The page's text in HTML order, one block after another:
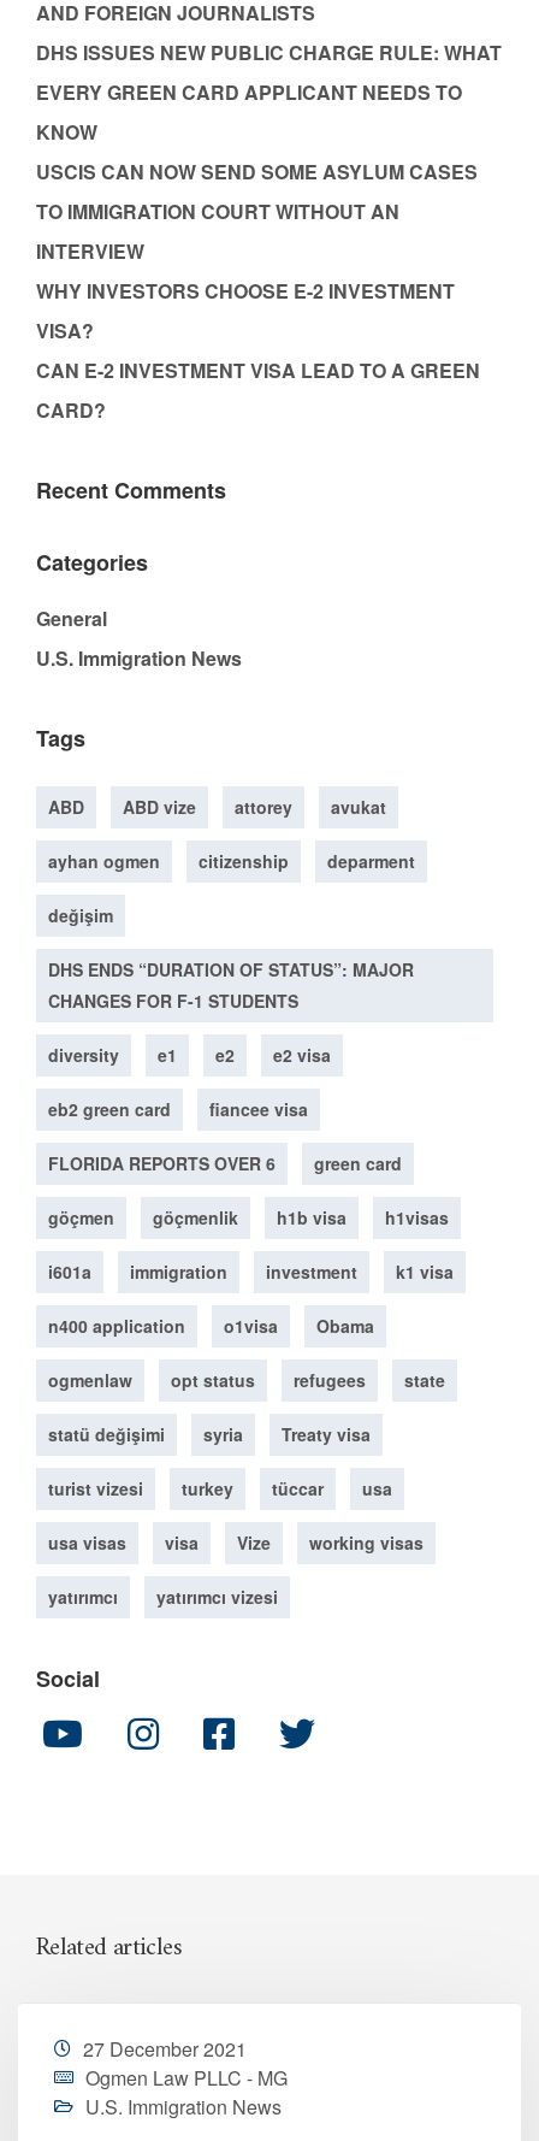
AND FOREIGN JOURNALISTS
DHS ISSUES NEW PUBLIC CHARGE RULE: WHAT
EVERY GREEN CARD APPLICANT NEEDS TO
KNOW
USCIS CAN NOW SEND SOME ASYLUM CASES
TO IMMIGRATION COURT WITHOUT AN
INTERVIEW
WHY INVESTORS CHOOSE E-2 INVESTMENT
VISA?
CAN E-2 INVESTMENT VISA LEAD TO A GREEN
CARD?
Recent Comments
Categories
General
U.S. Immigration News
Tags
ABD ABD vize attorey avukat
ayhan ogmen citizenship deparment
değişim
DHS ENDS “DURATION OF STATUS”: MAJOR
CHANGES FOR F-1 STUDENTS
diversity e1 e2 e2 visa
eb2 green card fiancee visa
FLORIDA REPORTS OVER 6 green card
göçmen göçmenlik h1b visa h1visas
i601a immigration investment k1 visa
n400 application o1visa Obama
ogmenlaw opt status refugees state
statü değişimi syria Treaty visa
turist vizesi turkey tüccar usa
usa visas visa Vize working visas
yatırımcı yatırımcı vizesi
Social
Related articles
27 December 2021
Ogmen Law PLLC - MG
U.S. Immigration News